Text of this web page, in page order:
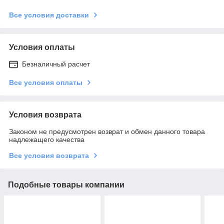
Все условия доставки
Условия оплаты
Безналичный расчет
Все условия оплаты
Условия возврата
Законом не предусмотрен возврат и обмен данного товара
надлежащего качества
Все условия возврата
Подобные товары компании